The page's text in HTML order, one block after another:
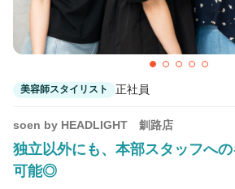
美容師スタイリスト 正社員
soen by HEADLIGHT 釧路店
独立以外にも、本部スタッフへ
可能◎